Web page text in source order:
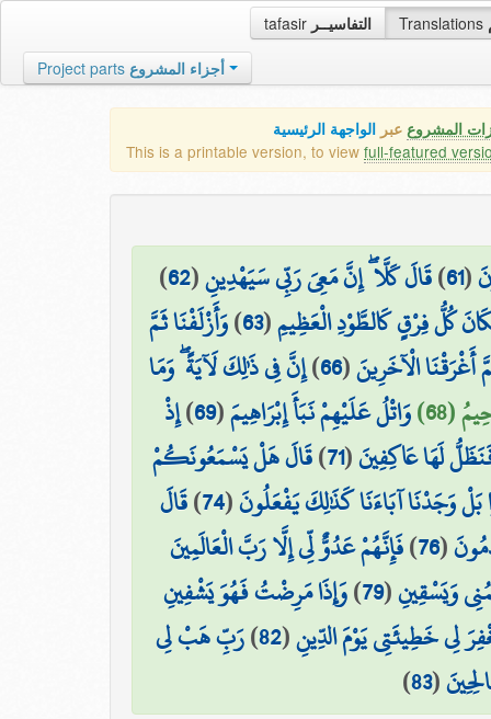
tafasir التفاسيــر Translations
Project parts أجزاء المشروع
المشروع عبر الواجهة الرئيسية
This is a printable version, to view full-featured
(
61
)قَالَ كَلَّا ۖ إِنَّ مَعِيَ رَبِّي سَيَهْدِينِ(
62
)
كُلُّ فِرْقٍ كَالطَّوْدِ الْعَظِيمِ(
63
)وَأَزْلَفْنَا ثَمَّ
أَغْرَقْنَا الْآخَرِينَ(
66
)إِنَّ فِي ذَٰلِكَ لَآيَةً ۖ وَمَا
(68)
وَاتْلُ عَلَيْهِمْ نَبَأَ إِبْرَاهِيمَ(
69
)إِذْ
لَهَا عَاكِفِينَ(
71
)قَالَ هَلْ يَسْمَعُونَكُمْ
بَلْ وَجَدْنَا آبَاءَنَا كَذَٰلِكَ يَفْعَلُونَ(
74
)قَالَ
(
76
)فَإِنَّهُمْ عَدُوٌّ لِّي إِلَّا رَبَّ الْعَالَمِينَ
وَيَسْقِينِ(
79
)وَإِذَا مَرِضْتُ فَهُوَ يَشْفِينِ
لِي خَطِيئَتِي يَوْمَ الدِّينِ(
82
)رَبِّ هَبْ لِي
(
83
)